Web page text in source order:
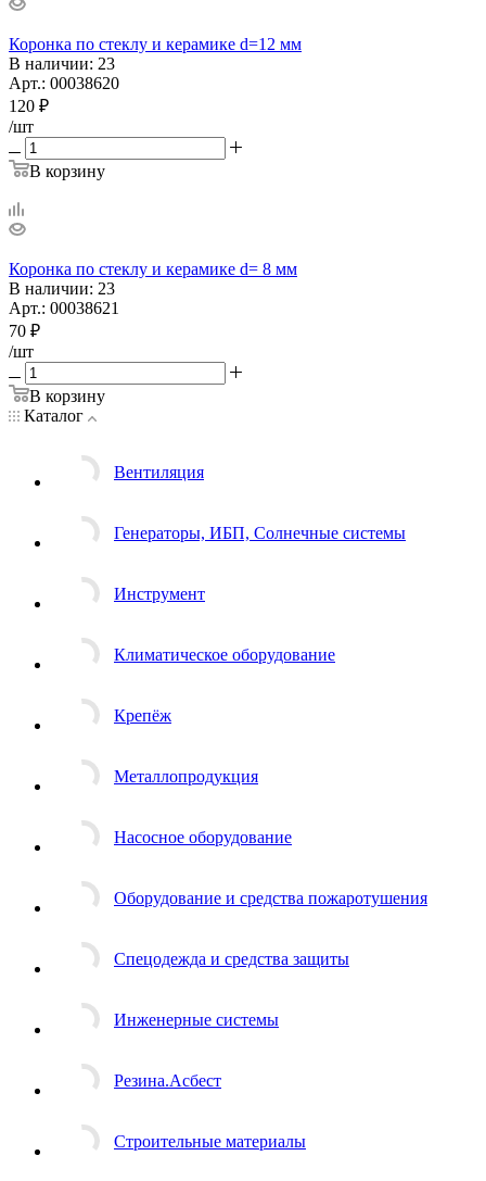
Коронка по стеклу и керамике d=12 мм
В наличии: 23
Арт.: 00038620
120 ₽
/шт
В корзину
Коронка по стеклу и керамике d= 8 мм
В наличии: 23
Арт.: 00038621
70 ₽
/шт
В корзину
Каталог
Вентиляция
Генераторы, ИБП, Солнечные системы
Инструмент
Климатическое оборудование
Крепёж
Металлопродукция
Насосное оборудование
Оборудование и средства пожаротушения
Спецодежда и средства защиты
Инженерные системы
Резина.Асбест
Строительные материалы